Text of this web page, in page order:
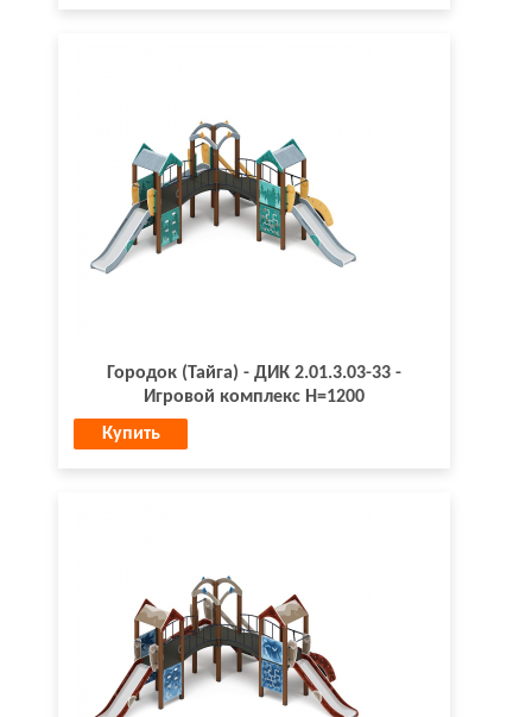
Городок (Тайга) - ДИК 2.01.3.03-33 -
Игровой комплекс H=1200
Купить